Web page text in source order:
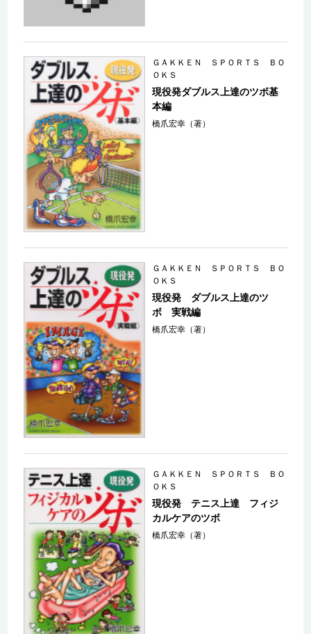
ＧＡＫＫＥＮ ＳＰＯＲＴＳ ＢＯ
ＯＫＳ
現役発ダブルス上達のツボ基
本編
橋爪宏幸（著）
ＧＡＫＫＥＮ ＳＰＯＲＴＳ ＢＯ
ＯＫＳ
現役発 ダブルス上達のツ
ボ 実戦編
橋爪宏幸（著）
ＧＡＫＫＥＮ ＳＰＯＲＴＳ ＢＯ
ＯＫＳ
現役発 テニス上達 フィジ
カルケアのツボ
橋爪宏幸（著）